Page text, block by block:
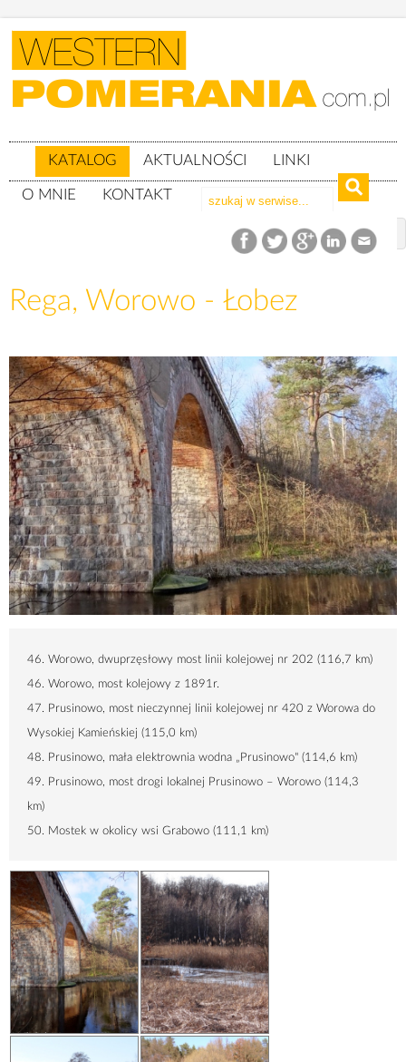
KATALOG AKTUALNOŚCI LINKI
O MNIE KONTAKT
Rega
Rega, Worowo - Łobez
46. Worowo, dwuprzęsłowy most linii kolejowej nr 202 (116,7 km)
46. Worowo, most kolejowy z 1891r.
47. Prusinowo, most nieczynnej linii kolejowej nr 420 z Worowa do
Wysokiej Kamieńskiej (115,0 km)
48. Prusinowo, mała elektrownia wodna „Prusinowo" (114,6 km)
49. Prusinowo, most drogi lokalnej Prusinowo – Worowo (114,3
km)
50. Mostek w okolicy wsi Grabowo (111,1 km)